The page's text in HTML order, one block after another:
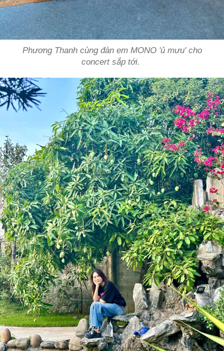
Phương Thanh cùng đàn em MONO 'ủ mưu' cho
concert sắp tới.